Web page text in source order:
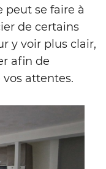
peut se faire à
de certains
y voir plus clair,
afin de
attentes.